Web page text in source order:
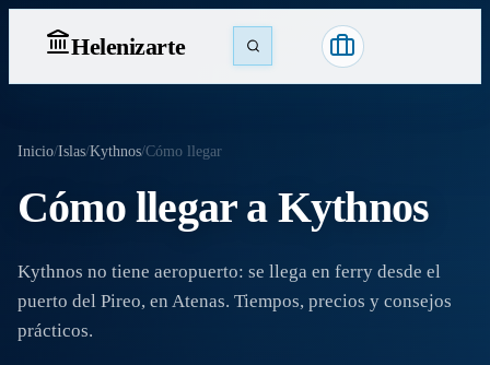
Helenizarte
Inicio/Islas/Kythnos/Cómo llegar
Cómo llegar a Kythnos
Kythnos no tiene aeropuerto: se llega en ferry desde el
puerto del Pireo, en Atenas. Tiempos, precios y consejos
prácticos.